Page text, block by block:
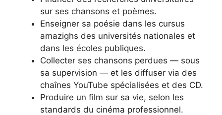
sur ses chansons et poèmes.
Enseigner sa poésie dans les cursus
amazighs des universités nationales et
dans les écoles publiques.
Collecter ses chansons perdues — sous
sa supervision — et les diffuser via des
chaînes YouTube spécialisées et des CD.
Produire un film sur sa vie, selon les
standards du cinéma professionnel.